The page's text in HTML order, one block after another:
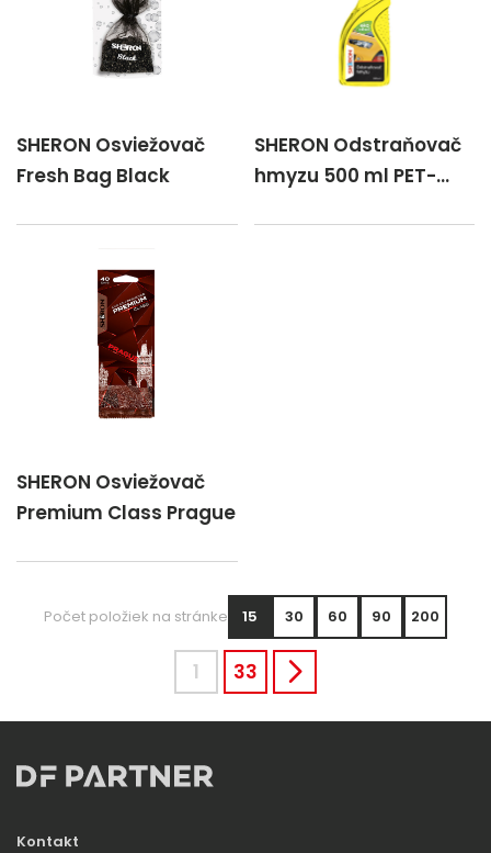
SHERON Osviežovač
Fresh Bag Black
SHERON Odstraňovač
hmyzu 500 ml PET-
SHERON Osviežovač
Premium Class Prague
Počet položiek na stránke 15 30 60 90 200
1 33
Kontakt